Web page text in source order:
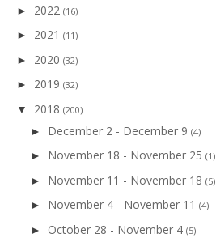
► 2022 (16)
► 2021 (11)
► 2020 (32)
► 2019 (32)
▼ 2018 (200)
► December 2 - December 9 (4)
► November 18 - November 25 (1)
► November 11 - November 18 (5)
► November 4 - November 11 (4)
► October 28 - November 4 (5)